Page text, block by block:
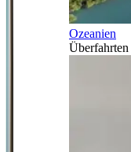
Ozeanien
Überfahrten